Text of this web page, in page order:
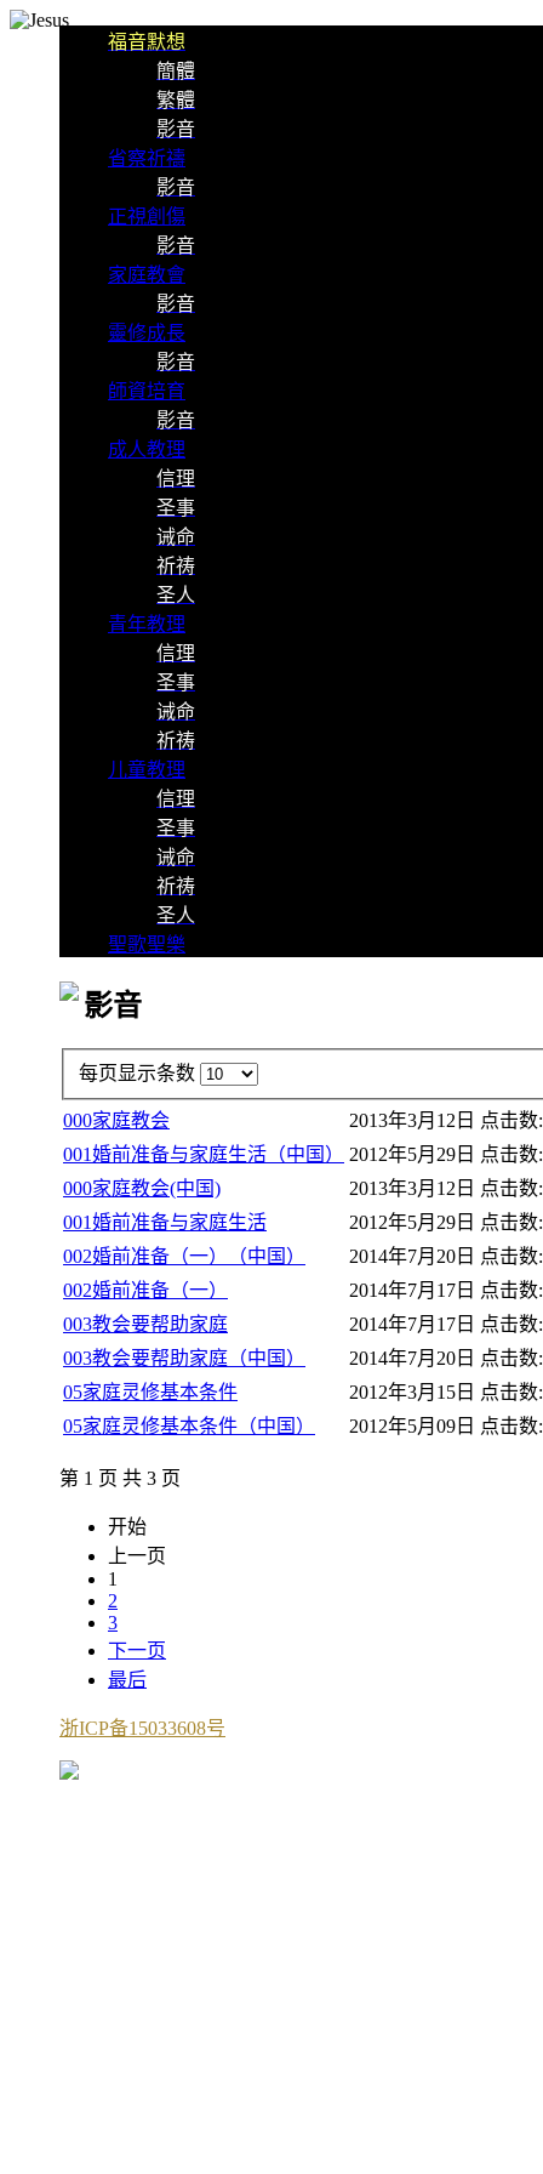
福音默想
簡體
繁體
影音
省察祈禱
影音
正視創傷
影音
家庭教會
影音
靈修成長
影音
師資培育
影音
成人教理
信理
圣事
诫命
祈祷
圣人
青年教理
信理
圣事
诫命
祈祷
儿童教理
信理
圣事
诫命
祈祷
圣人
聖歌聖樂
影音
每页显示条数
000家庭教会 2013年3月12日 点击数
001婚前准备与家庭生活（中国）
2012年5月29日 点击数
000家庭教会(中国)
2013年3月12日 点击数
001婚前准备与家庭生活
2012年5月29日 点击数
002婚前准备（一）（中国）
2014年7月20日 点击数
002婚前准备（一）
2014年7月17日 点击数
003教会要帮助家庭
2014年7月17日 点击数
003教会要帮助家庭（中国）
2014年7月20日 点击数
05家庭灵修基本条件
2012年3月15日 点击数
05家庭灵修基本条件（中国）
2012年5月09日 点击数
第 1 页 共 3 页
开始
上一页
1
2
3
下一页
最后
浙ICP备15033608号